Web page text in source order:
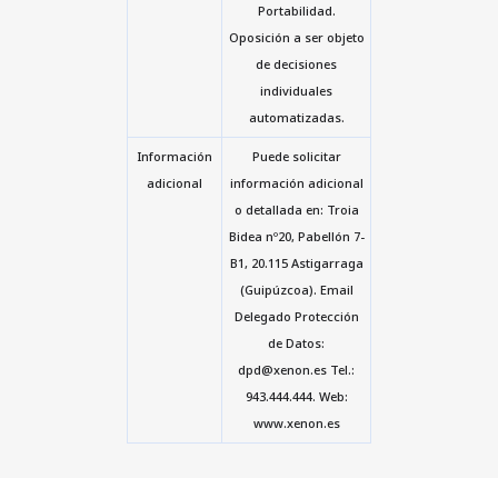
Portabilidad.
Oposición a ser objeto
de decisiones
individuales
automatizadas.
Información
adicional
Puede solicitar
información adicional
o detallada en: Troia
Bidea nº20, Pabellón 7-
B1, 20.115 Astigarraga
(Guipúzcoa). Email
Delegado Protección
de Datos:
dpd@xenon.es Tel.:
943.444.444. Web:
www.xenon.es